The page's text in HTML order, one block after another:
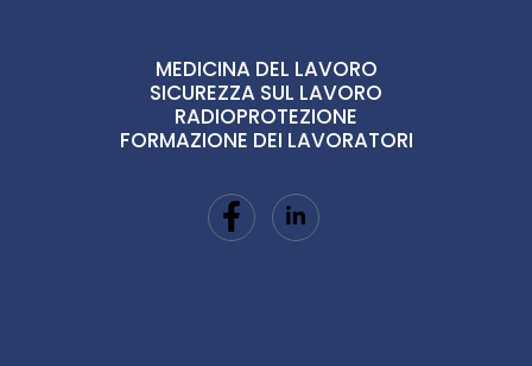
MEDICINA DEL LAVORO
SICUREZZA SUL LAVORO
RADIOPROTEZIONE
FORMAZIONE DEI LAVORATORI